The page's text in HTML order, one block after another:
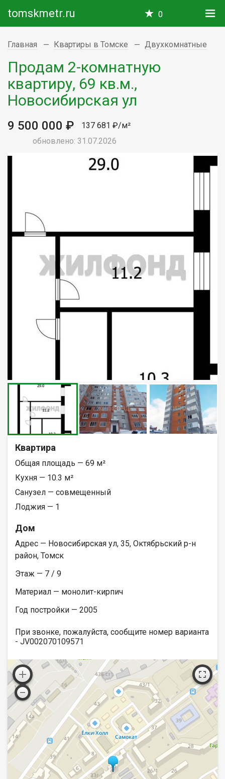
tomskmetr.ru 0
Главная Квартиры в Томске Двухкомнатные
Продам 2-комнатную
квартиру, 69 кв.м.,
Новосибирская ул
9 500 000 ₽
137 681 ₽/м²
обновлено: 31.07.2026
Квартира
Общая площадь — 69 м²
Кухня — 10.3 м²
Санузел — совмещенный
Лоджия — 1
Дом
Адрес — Новосибирская ул, 35, Октябрьский р-н
район, Томск
Этаж — 7 / 9
Материал — монолит-кирпич
Год постройки — 2005
При звонке, пожалуйста, сообщите номер варианта
- JV002070109571